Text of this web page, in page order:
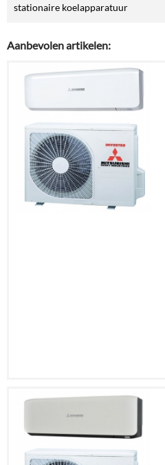
stationaire koelapparatuur
Aanbevolen artikelen: